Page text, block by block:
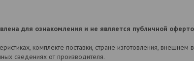
для ознакомления и не является публичной
комплекте поставки, стране изготовления,
сведениях от производителя.